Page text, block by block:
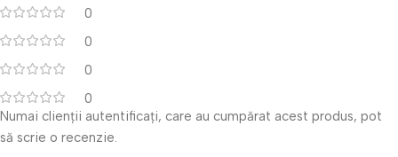
0
0
0
0
Numai clienții autentificați, care au cumpărat acest produs, pot
să scrie o recenzie.